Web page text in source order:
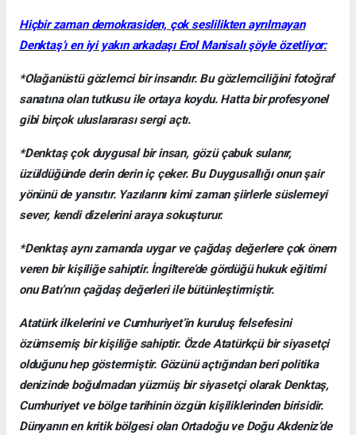
Hiçbir zaman demokrasiden, çok seslilikten ayrılmayan
Denktaş’ı en iyi yakın arkadaşı Erol Manisalı şöyle özetliyor:
*Olağanüstü gözlemci bir insandır. Bu gözlemciliğini fotoğraf
sanatına olan tutkusu ile ortaya koydu. Hatta bir profesyonel
gibi birçok uluslararası sergi açtı.
*Denktaş çok duygusal bir insan, gözü çabuk sulanır,
üzüldüğünde derin derin iç çeker. Bu Duygusallığı onun şair
yönünü de yansıtır. Yazılarını kimi zaman şiirlerle süslemeyi
sever, kendi dizelerini araya sokuşturur.
*Denktaş aynı zamanda uygar ve çağdaş değerlere çok önem
veren bir kişiliğe sahiptir. İngiltere’de gördüğü hukuk eğitimi
onu Batı’nın çağdaş değerleri ile bütünleştirmiştir.
Atatürk ilkelerini ve Cumhuriyet’in kuruluş felsefesini
özümsemiş bir kişiliğe sahiptir. Özde Atatürkçü bir siyasetçi
olduğunu hep göstermiştir. Gözünü açtığından beri politika
denizinde boğulmadan yüzmüş bir siyasetçi olarak Denktaş,
Cumhuriyet ve bölge tarihinin özgün kişiliklerinden birisidir.
Dünyanın en kritik bölgesi olan Ortadoğu ve Doğu Akdeniz’de